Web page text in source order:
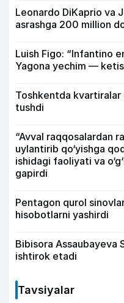
Leonardo DiKaprio va
asrashga 200 million
Luish Figo: “Infantino
Yagona yechim —
Toshkentda
tushdi
“Avval raqqosalardan
uylantirib qo‘yishga
ishidagi faoliyati va
gapirdi
Pentagon qurol
hisobotlarni yashirdi
Bibisora Assaubayeva
ishtirok etadi
Tavsiyalar